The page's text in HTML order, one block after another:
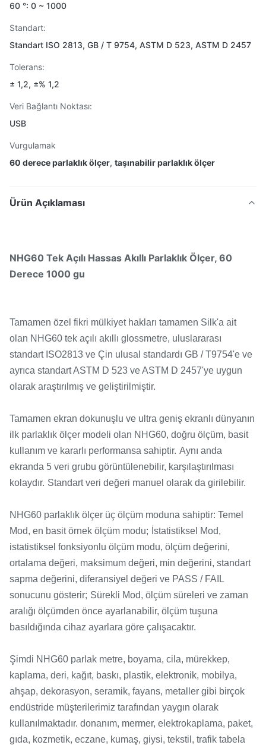
60 °: 0 ~ 1000
Standart:
Standart ISO 2813, GB / T 9754, ASTM D 523, ASTM D 2457
Tolerans:
± 1,2, ±% 1,2
Veri Bağlantı Noktası:
USB
Vurgulamak
60 derece parlaklık ölçer, taşınabilir parlaklık ölçer
Ürün Açıklaması
NHG60 Tek Açılı Hassas Akıllı Parlaklık Ölçer, 60
Derece 1000 gu
Tamamen özel fikri mülkiyet hakları tamamen Silk'a ait
olan NHG60 tek açılı akıllı glossmetre, uluslararası
standart ISO2813 ve Çin ulusal standardı GB / T9754'e ve
ayrıca standart ASTM D 523 ve ASTM D 2457'ye uygun
olarak araştırılmış ve geliştirilmiştir.
Tamamen ekran dokunuşlu ve ultra geniş ekranlı dünyanın
ilk parlaklık ölçer modeli olan NHG60, doğru ölçüm, basit
kullanım ve kararlı performansa sahiptir. Aynı anda
ekranda 5 veri grubu görüntülenebilir, karşılaştırılması
kolaydır. Standart veri değeri manuel olarak da girilebilir.
NHG60 parlaklık ölçer üç ölçüm moduna sahiptir: Temel
Mod, en basit örnek ölçüm modu; İstatistiksel Mod,
istatistiksel fonksiyonlu ölçüm modu, ölçüm değerini,
ortalama değeri, maksimum değeri, min değerini, standart
sapma değerini, diferansiyel değeri ve PASS / FAIL
sonucunu gösterir; Sürekli Mod, ölçüm süreleri ve zaman
aralığı ölçümden önce ayarlanabilir, ölçüm tuşuna
basıldığında cihaz ayarlara göre çalışacaktır.
Şimdi NHG60 parlak metre, boyama, cila, mürekkep,
kaplama, deri, kağıt, baskı, plastik, elektronik, mobilya,
ahşap, dekorasyon, seramik, fayans, metaller gibi birçok
endüstride müşterilerimiz tarafından yaygın olarak
kullanılmaktadır. donanım, mermer, elektrokaplama, paket,
gıda, kozmetik, eczane, kumaş, giysi, tekstil, trafik tabela